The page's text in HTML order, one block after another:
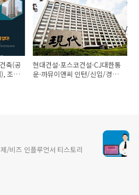
축(공
조경
현대건설·포스코건설·CJ대한통
운·까뮤이앤씨 인턴/신입/경력
/비즈 인플루언서 티스토리